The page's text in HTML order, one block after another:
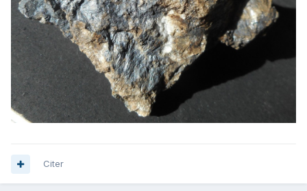
Citer